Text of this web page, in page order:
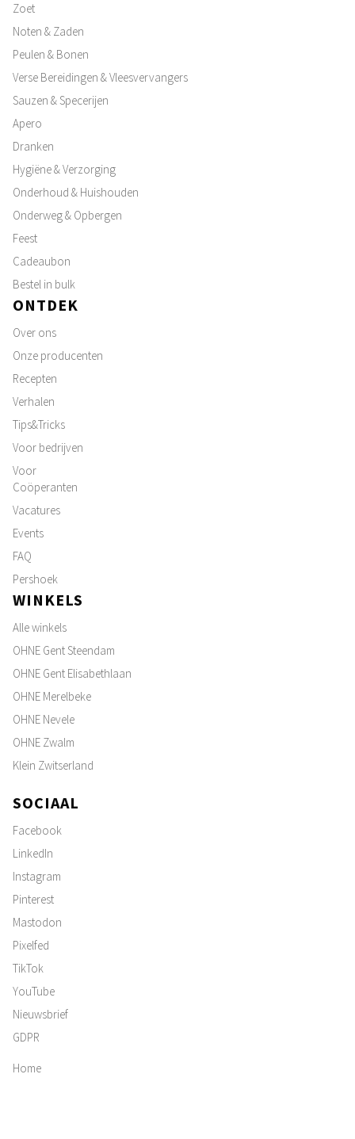
Zoet
Noten & Zaden
Peulen & Bonen
Verse Bereidingen & Vleesvervangers
Sauzen & Specerijen
Apero
Dranken
Hygiëne & Verzorging
Onderhoud & Huishouden
Onderweg & Opbergen
Feest
Cadeaubon
Bestel in bulk
ONTDEK
Over ons
Onze producenten
Recepten
Verhalen
Tips&Tricks
Voor bedrijven
Voor
Coöperanten
Vacatures
Events
FAQ
Pershoek
WINKELS
Alle winkels
OHNE Gent Steendam
OHNE Gent Elisabethlaan
OHNE Merelbeke
OHNE Nevele
OHNE Zwalm
Klein Zwitserland
SOCIAAL
Facebook
LinkedIn
Instagram
Pinterest
Mastodon
Pixelfed
TikTok
YouTube
Nieuwsbrief
GDPR
Home